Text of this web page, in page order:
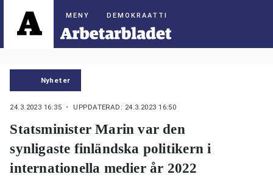
DEMOKRAATTI
Nyheter
24.3.2023 16:35 ・ UPPDATERAD: 24.3.2023 16:50
Statsminister Marin var den
synligaste finländska politikern i
internationella medier år 2022